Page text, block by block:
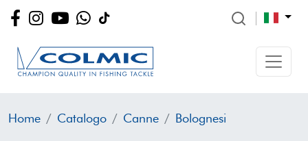
Home Catalogo Canne Bolognesi